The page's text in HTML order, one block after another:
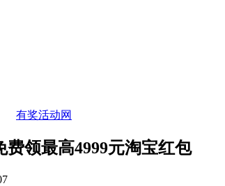
有奖活动网
领最高4999元淘宝红包